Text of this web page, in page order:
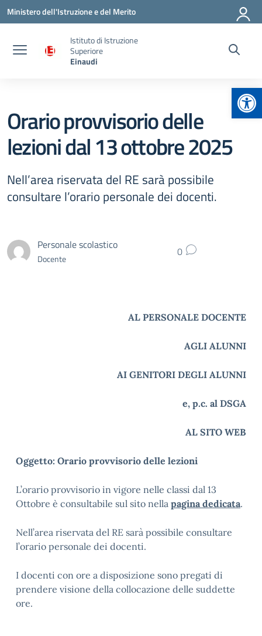
Vai ai contenuti
Vai al menu di navigazione
Vai al footer
Ministero dell'Istruzione e del Merito
Istituto di Istruzione
Superiore
Einaudi
Orario provvisorio delle
lezioni dal 13 ottobre 2025
Nell’area riservata del RE sarà possibile
consultare l’orario personale dei docenti.
Personale scolastico
Docente 0
AL PERSONALE DOCENTE
AGLI ALUNNI
AI GENITORI DEGLI ALUNNI
e, p.c. al DSGA
AL SITO WEB
Oggetto: Orario provvisorio delle lezioni
L’orario provvisorio in vigore nelle classi dal 13
Ottobre è consultabile sul sito nella pagina dedicata.
Nell’area riservata del RE sarà possibile consultare
l’orario personale dei docenti.
I docenti con ore a disposizione sono pregati di
prendere visione della collocazione delle suddette
ore.